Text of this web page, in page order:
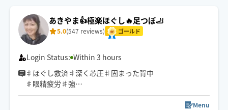
あきやま👍極楽ほぐし🔥足つぼ🦶
5.0(547 reviews) ゴールド
Login Status: Within 3 hours
♯ほぐし救済♯深く芯圧♯固まった背中
♯眼精疲労♯強
Menu